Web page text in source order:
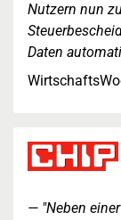
Nutzern nun
Daten
"Neben